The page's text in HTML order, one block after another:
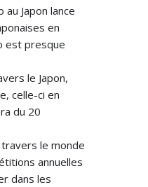
Japon lance
en
est presque
le Japon,
celle-ci en
du 20
le monde
annuelles
dans les